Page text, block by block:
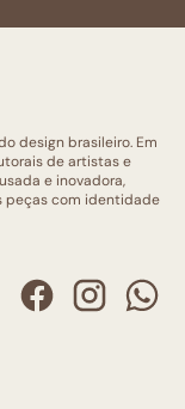
design brasileiro. Em
de artistas e
e inovadora,
peças com identidade